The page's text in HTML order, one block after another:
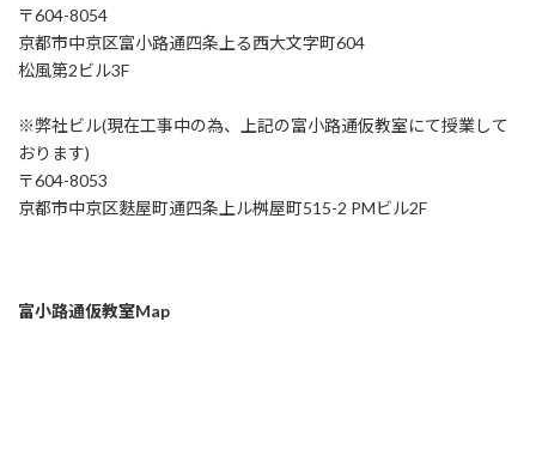
〒604-8054
京都市中京区富小路通四条上る西大文字町604
松風第2ビル3F
※弊社ビル(現在工事中の為、上記の富小路通仮教室にて授業して
おります)
〒604-8053
京都市中京区麩屋町通四条上ル桝屋町515-2 PMビル2F
富小路通仮教室Map